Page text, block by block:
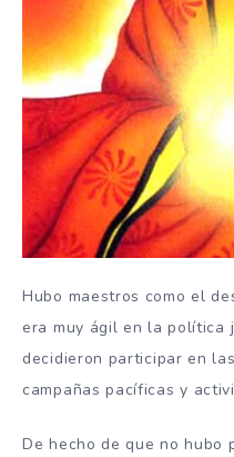
Hubo maestros como el
era muy ágil en la política
decidieron participar en
campañas pacíficas y
De hecho de que no hubo